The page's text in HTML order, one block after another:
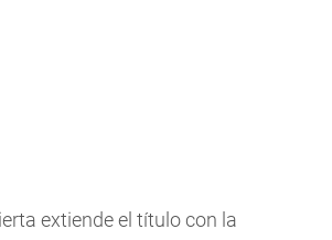
extiende el título con la